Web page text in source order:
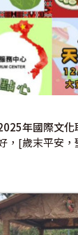
年國際文化
好，[歲末